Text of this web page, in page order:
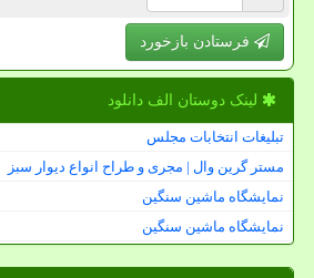
فرستادن بازخورد
لینک دوستان الف دانلود
تبلیغات انتخابات مجلس
مستر گرین وال | مجری و طراح انواع دیوار سبز
نمایشگاه ماشین سنگین
نمایشگاه ماشین سنگین